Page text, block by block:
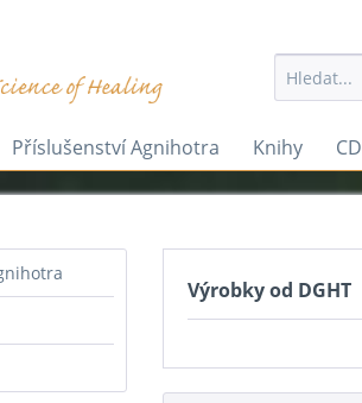
Příslušenství Agnihotra Knihy CD
Výrobky od DGHT